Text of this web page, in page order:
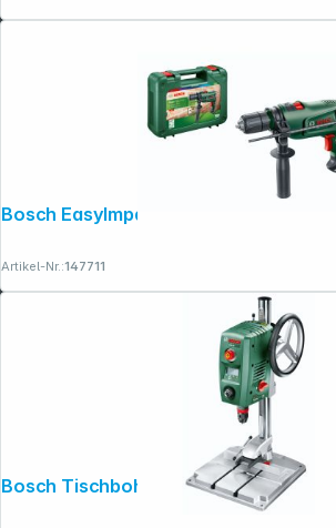
Bosch EasyImpact 600
Artikel-Nr.:147711
Bosch Tischbohrmaschine PBD 40